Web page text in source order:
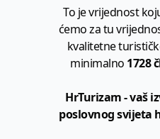
To je vrijednost
ćemo za tu
kvalitetne
minimalno 1728
HrTurizam - vaš
poslovnog svijeta